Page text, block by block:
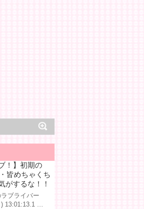
！】初期の
皆めちゃくち
がするな！！
ブライバー
13:01:13.1 …